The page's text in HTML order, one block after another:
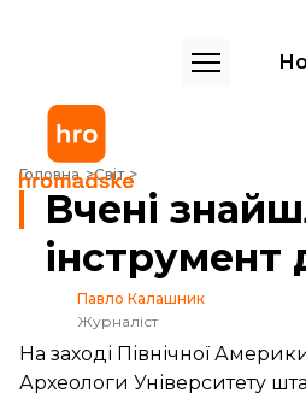
Головна Світ
Вчені знайшли найстаріший у
Вчені
інструмент
Павло Калашник
Журналіст
На заході Північної
Археологи Університету